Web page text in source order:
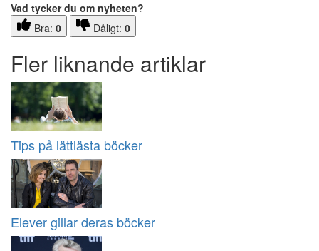
Vad tycker du om nyheten?
Bra: 0 Dåligt: 0
Fler liknande artiklar
Tips på lättlästa böcker
Elever gillar deras böcker